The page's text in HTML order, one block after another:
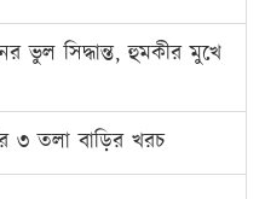
ভুল সিদ্ধান্ত, হুমকীর মুখে
৩ তলা বাড়ির খরচ